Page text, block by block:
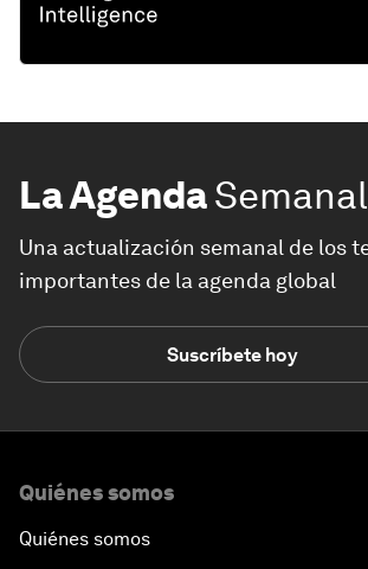
La AgendaSemanal
Una actualización semanal de los
importantes de la agenda global
Suscríbete hoy
Quiénes somos
Quiénes somos